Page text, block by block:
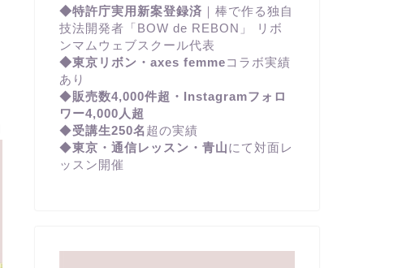
◆特許庁実用新案登録済 ｜棒で作る独自
技法開発者「BOW de REBON」 リボ
ンマムウェブスクール代表
◆東京リボン・axes femmeコラボ実績
あり
◆販売数4,000件超・Instagramフォロ
ワー4,000人超
◆受講生250名 超の実績
◆東京・通信レッスン・青山にて対面レ
ッスン開催